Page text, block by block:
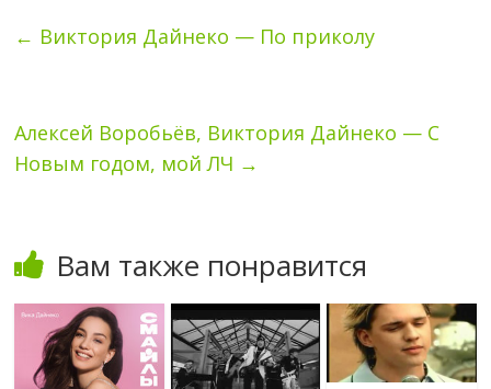
← Виктория Дайнеко — По приколу
Алексей Воробьёв, Виктория Дайнеко — С
Новым годом, мой ЛЧ →
Вам также понравится